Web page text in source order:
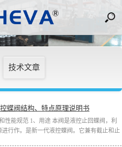
技术文章
蝶阀结构、特点原理说明书
性能规范 1、用途 本阀是液控止回蝶阀，利
进行作。是新一代液控蝶阀。它兼有截止和止